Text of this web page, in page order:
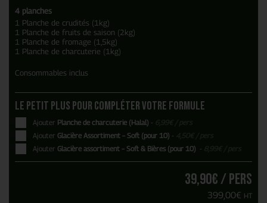
4 planches
1 Planche de crudités (1kg)
1 Planche de fruits de saison (2kg)
1 Planche de fromage (1,5kg)
1 Planche de charcuterie (1kg)
Consommables inclus
Le petit plus pour compléter votre formule
Ajouter Planche de charcuterie (Halal) -
Ajouter Glacière Assortiment – Soft (pour 10) -
Ajouter Glacière assortiment – Soft & Bières (pour 10) -
39,90€/ pers
399,00€ HT